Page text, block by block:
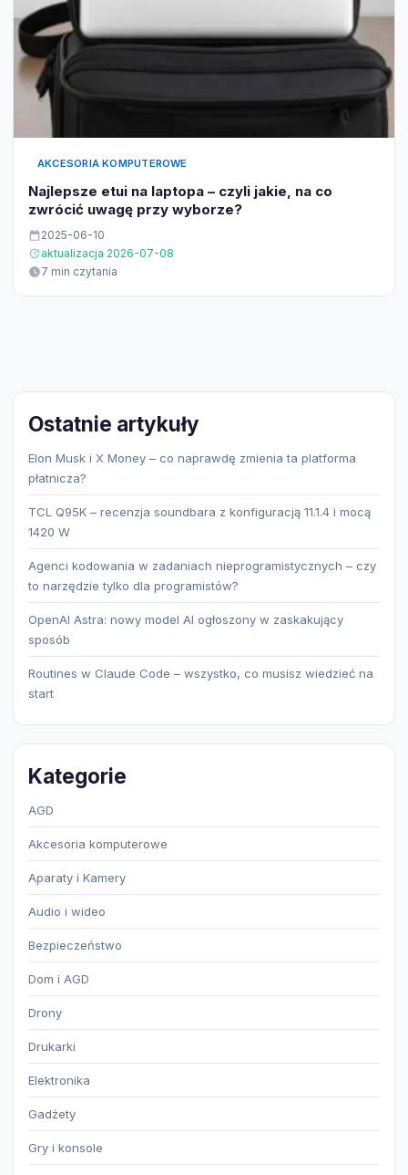
AKCESORIA KOMPUTEROWE
Najlepsze etui na laptopa – czyli jakie, na co
zwrócić uwagę przy wyborze?
2025-06-10
aktualizacja 2026-07-08
7 min czytania
Ostatnie artykuły
Elon Musk i X Money – co naprawdę zmienia ta platforma
płatnicza?
TCL Q95K – recenzja soundbara z konfiguracją 11.1.4 i mocą
1420 W
Agenci kodowania w zadaniach nieprogramistycznych – czy
to narzędzie tylko dla programistów?
OpenAI Astra: nowy model AI ogłoszony w zaskakujący
sposób
Routines w Claude Code – wszystko, co musisz wiedzieć na
start
Kategorie
AGD
Akcesoria komputerowe
Aparaty i Kamery
Audio i wideo
Bezpieczeństwo
Dom i AGD
Drony
Drukarki
Elektronika
Gadżety
Gry i konsole